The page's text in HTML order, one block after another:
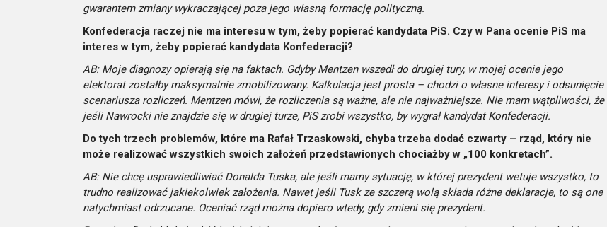
gwarantem zmiany wykraczającej poza jego własną formację polityczną.
Konfederacja raczej nie ma interesu w tym, żeby popierać kandydata PiS. Czy w Pana ocenie PiS ma
interes w tym, żeby popierać kandydata Konfederacji?
AB: Moje diagnozy opierają się na faktach. Gdyby Mentzen wszedł do drugiej tury, w mojej ocenie jego
elektorat zostałby maksymalnie zmobilizowany. Kalkulacja jest prosta – chodzi o własne interesy i odsunięcie
scenariusza rozliczeń. Mentzen mówi, że rozliczenia są ważne, ale nie najważniejsze. Nie mam wątpliwości, że
jeśli Nawrocki nie znajdzie się w drugiej turze, PiS zrobi wszystko, by wygrał kandydat Konfederacji.
Do tych trzech problemów, które ma Rafał Trzaskowski, chyba trzeba dodać czwarty – rząd, który nie
może realizować wszystkich swoich założeń przedstawionych chociażby w „100 konkretach”.
AB: Nie chcę usprawiedliwiać Donalda Tuska, ale jeśli mamy sytuację, w której prezydent wetuje wszystko, to
trudno realizować jakiekolwiek założenia. Nawet jeśli Tusk ze szczerą wolą składa różne deklaracje, to są one
natychmiast odrzucane. Oceniać rząd można dopiero wtedy, gdy zmieni się prezydent.